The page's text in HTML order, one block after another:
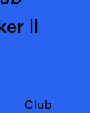
ll
Club